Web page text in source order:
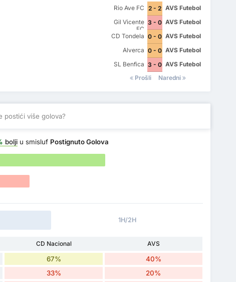
Rio Ave FC 2 - 2 AVS Futebol
Gil Vicente
FC
3 - 0 AVS Futebol
CD Tondela 0 - 0 AVS Futebol
Alverca 0 - 0 AVS Futebol
SL Benfica 3 - 0 AVS Futebol
Prošli
Naredni
postići više golova?
bolji u smisluf Postignuto Golova
1H/2H
CD Nacional
AVS
67% 40%
33% 20%